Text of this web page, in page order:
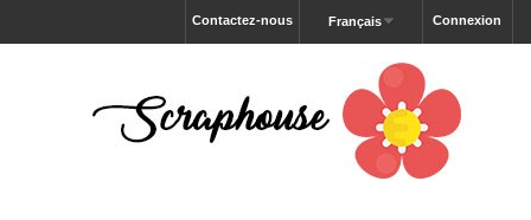
Connexion
Français
Contactez-nous